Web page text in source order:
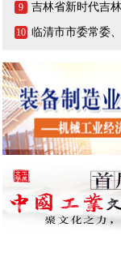
9 吉林省新时代吉林党支部标准体系（BTX
10 临清市市委常委、政法委书记刘明峰领导一行